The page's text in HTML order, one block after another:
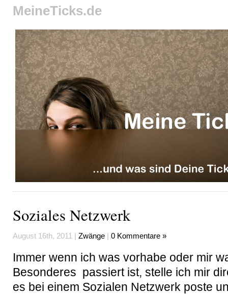
MeineTicks.de
Soziales Netzwerk
August 16th, 2011 | Zwänge | 0 Kommentare »
Immer wenn ich was vorhabe oder mir
Besonderes passiert ist, stelle ich mir
es bei einem Sozialen Netzwerk poste